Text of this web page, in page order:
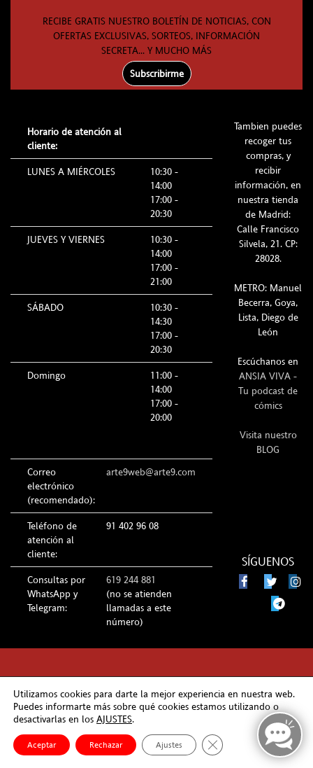
RECIBE GRATIS NUESTRO BOLETÍN DE NOTICIAS, CON
OFERTAS EXCLUSIVAS, SORTEOS, INFORMACIÓN
SECRETA... Y MUCHO MÁS
Subscribirme
Horario de atención al
cliente:
LUNES A MIÉRCOLES
10:30 -
14:00
17:00 -
20:30
JUEVES Y VIERNES
10:30 -
14:00
17:00 -
21:00
SÁBADO
10:30 -
14:30
17:00 -
20:30
Domingo
11:00 -
14:00
17:00 -
20:00
Correo
electrónico
(recomendado):
arte9web@arte9.com
Teléfono de
atención al
cliente:
91 402 96 08
Consultas por
WhatsApp y
Telegram:
619 244 881
(no se atienden
llamadas a este
número)
Tambien puedes
recoger tus
compras, y
recibir
información, en
nuestra tienda
de Madrid:
Calle Francisco
Silvela, 21. CP:
28028.
METRO: Manuel
Becerra, Goya,
Lista, Diego de
León
Escúchanos en
ANSIA VIVA -
Tu podcast de
cómics
Visita nuestro
BLOG
SÍGUENOS
Utilizamos cookies para darte la mejor experiencia en nuestra web.
Puedes informarte más sobre qué cookies estamos utilizando o
desactivarlas en los AJUSTES.
Aceptar Rechazar Ajustes Cerrar el banner de